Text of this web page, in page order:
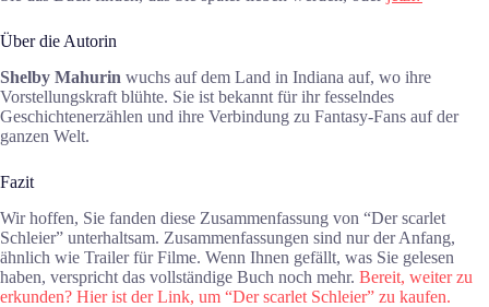
Über die Autorin
Shelby Mahurin wuchs auf dem Land in Indiana auf, wo ihre
Vorstellungskraft blühte. Sie ist bekannt für ihr fesselndes
Geschichtenerzählen und ihre Verbindung zu Fantasy-Fans auf der
ganzen Welt.
Fazit
Wir hoffen, Sie fanden diese Zusammenfassung von “Der scarlet
Schleier” unterhaltsam. Zusammenfassungen sind nur der Anfang,
ähnlich wie Trailer für Filme. Wenn Ihnen gefällt, was Sie gelesen
haben, verspricht das vollständige Buch noch mehr. Bereit, weiter zu
erkunden? Hier ist der Link, um “Der scarlet Schleier” zu kaufen.